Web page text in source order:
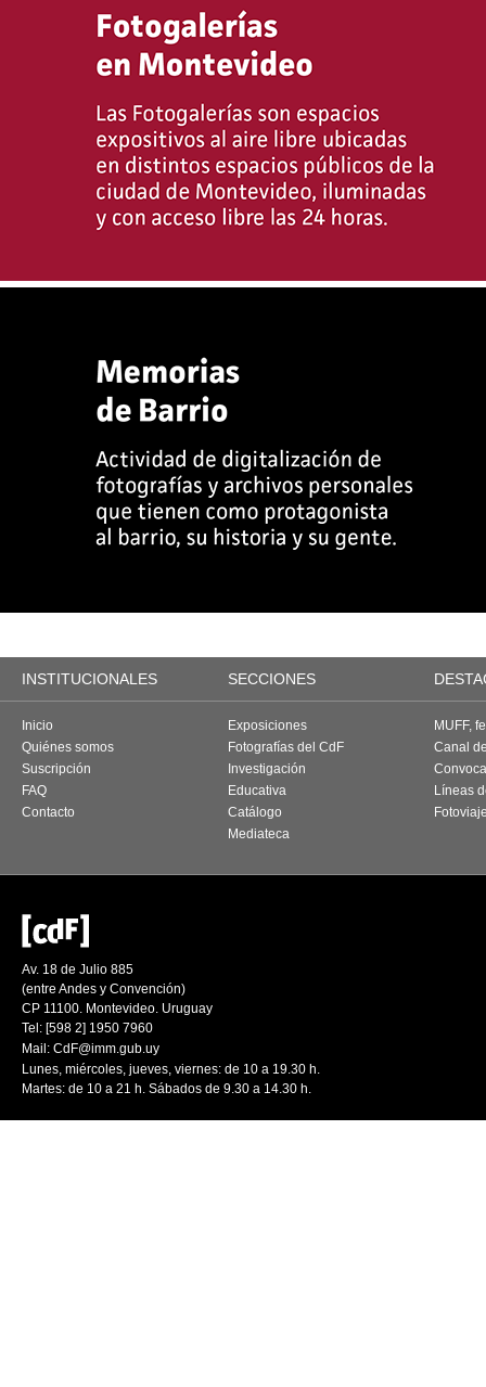
INSTITUCIONALES SECCIONES
Inicio
Quiénes somos
Suscripción
FAQ
Contacto
Exposiciones
Fotografías del CdF
Investigación
Educativa
Catálogo
Mediateca
MUFF,
Canal
Líneas
Av. 18 de Julio 885
(entre Andes y Convención)
CP 11100. Montevideo. Uruguay
Tel: [598 2] 1950 7960
Mail: CdF@imm.gub.uy
Lunes, miércoles, jueves, viernes: de 10 a 19.30 h.
Martes: de 10 a 21 h. Sábados de 9.30 a 14.30 h.